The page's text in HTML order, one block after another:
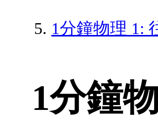
1分鐘物理 1:
1分鐘